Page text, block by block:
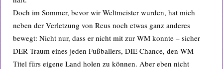
Doch im Sommer, bevor wir Weltmeister wurden, hat mich
neben der Verletzung von Reus noch etwas ganz anderes
bewegt: Nicht nur, dass er nicht mit zur WM konnte – sicher
DER Traum eines jeden Fußballers, DIE Chance, den WM-
Titel fürs eigene Land holen zu können. Aber eben nicht